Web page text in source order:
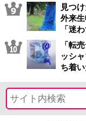
見つ
外来
「迷
「転
ッシ
ち着い